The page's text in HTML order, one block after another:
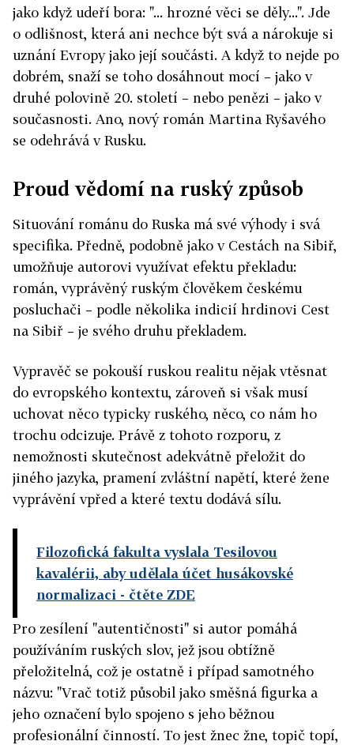
jako když udeří bora: "... hrozné věci se děly...". Jde
o odlišnost, která ani nechce být svá a nárokuje si
uznání Evropy jako její součásti. A když to nejde po
dobrém, snaží se toho dosáhnout mocí – jako v
druhé polovině 20. století – nebo penězi – jako v
současnosti. Ano, nový román Martina Ryšavého
se odehrává v Rusku.
Proud vědomí na ruský způsob
Situování románu do Ruska má své výhody i svá
specifika. Předně, podobně jako v Cestách na Sibiř,
umožňuje autorovi využívat efektu překladu:
román, vyprávěný ruským člověkem českému
posluchači – podle několika indicií hrdinovi Cest
na Sibiř – je svého druhu překladem.
Vypravěč se pokouší ruskou realitu nějak vtěsnat
do evropského kontextu, zároveň si však musí
uchovat něco typicky ruského, něco, co nám ho
trochu odcizuje. Právě z tohoto rozporu, z
nemožnosti skutečnost adekvátně přeložit do
jiného jazyka, pramení zvláštní napětí, které žene
vyprávění vpřed a které textu dodává sílu.
Filozofická fakulta vyslala Tesilovou
kavalérii, aby udělala účet husákovské
normalizaci - čtěte ZDE
Pro zesílení "autentičnosti" si autor pomáhá
používáním ruských slov, jež jsou obtížně
přeložitelná, což je ostatně i případ samotného
názvu: "Vrač totiž působil jako směšná figurka a
jeho označení bylo spojeno s jeho běžnou
profesionální činností. To jest žnec žne, topič topí,